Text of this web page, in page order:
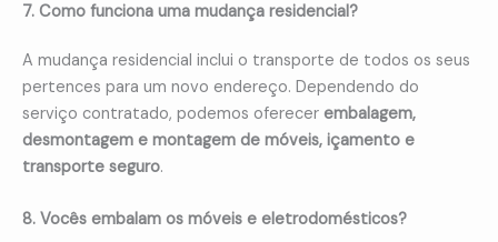
7. Como funciona uma mudança residencial?
A mudança residencial inclui o transporte de todos os seus
pertences para um novo endereço. Dependendo do
serviço contratado, podemos oferecer embalagem,
desmontagem e montagem de móveis, içamento e
transporte seguro.
8. Vocês embalam os móveis e eletrodomésticos?